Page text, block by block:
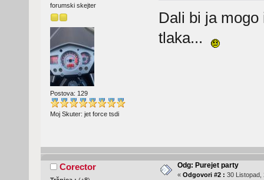
forumski skejter
Postova: 129
Moj Skuter: jet force tsdi
Dali bi ja
tlaka...
Corector Odg: Purejet party
« Odgovori #2 : 30 Listopad,